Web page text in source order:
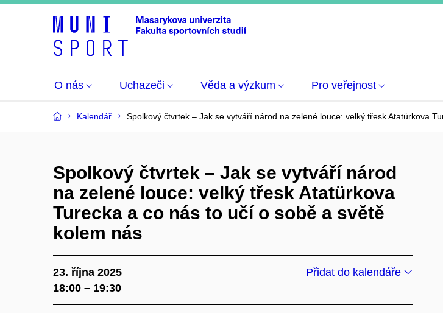
O nás Uchazeči Věda a výzkum Pro veřejnost
Kalendář Spolkový čtvrtek – Jak se vytváří národ na zelené louce: velký třesk Atatürkova
Spolkový čtvrtek – Jak se vytváří národ
na zelené louce: velký třesk Atatürkova
Turecka a co nás to učí o sobě a světě
kolem nás
23. října 2025
18:00 – 19:30
Přidat do kalendáře